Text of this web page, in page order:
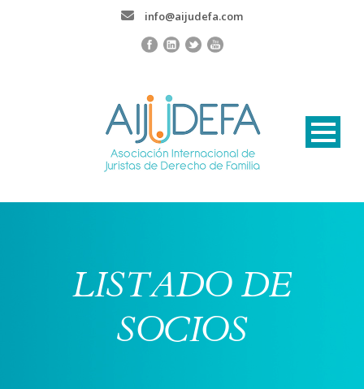
info@aijudefa.com
LISTADO DE
SOCIOS